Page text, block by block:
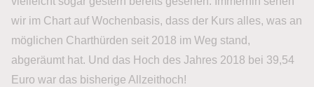
wir im Chart auf Wochenbasis, dass der Kurs alles, was an
möglichen Charthürden seit 2018 im Weg stand,
abgeräumt hat. Und das Hoch des Jahres 2018 bei 39,54
Euro war das bisherige Allzeithoch!